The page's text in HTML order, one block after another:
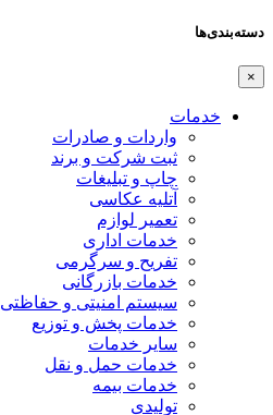
دسته‌بندی‌ها
×
خدمات
واردات و صادرات
ثبت شرکت و برند
چاپ و تبلیغات
آتلیه عکاسی
تعمیر لوازم
خدمات اداری
تفریح و سرگرمی
خدمات بازرگانی
سیستم امنیتی و حفاظتی
خدمات پخش و توزیع
سایر خدمات
خدمات حمل و نقل
خدمات بیمه
تولیدی